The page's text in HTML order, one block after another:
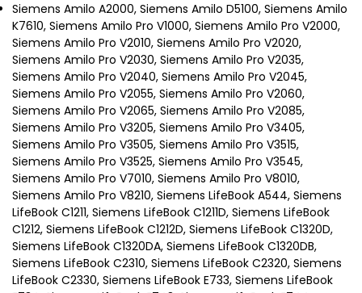
Siemens Amilo A2000, Siemens Amilo D5100, Siemens Amilo
K7610, Siemens Amilo Pro V1000, Siemens Amilo Pro V2000,
Siemens Amilo Pro V2010, Siemens Amilo Pro V2020,
Siemens Amilo Pro V2030, Siemens Amilo Pro V2035,
Siemens Amilo Pro V2040, Siemens Amilo Pro V2045,
Siemens Amilo Pro V2055, Siemens Amilo Pro V2060,
Siemens Amilo Pro V2065, Siemens Amilo Pro V2085,
Siemens Amilo Pro V3205, Siemens Amilo Pro V3405,
Siemens Amilo Pro V3505, Siemens Amilo Pro V3515,
Siemens Amilo Pro V3525, Siemens Amilo Pro V3545,
Siemens Amilo Pro V7010, Siemens Amilo Pro V8010,
Siemens Amilo Pro V8210, Siemens LifeBook A544, Siemens
LifeBook C1211, Siemens LifeBook C1211D, Siemens LifeBook
C1212, Siemens LifeBook C1212D, Siemens LifeBook C1320D,
Siemens LifeBook C1320DA, Siemens LifeBook C1320DB,
Siemens LifeBook C2310, Siemens LifeBook C2320, Siemens
LifeBook C2330, Siemens LifeBook E733, Siemens LifeBook